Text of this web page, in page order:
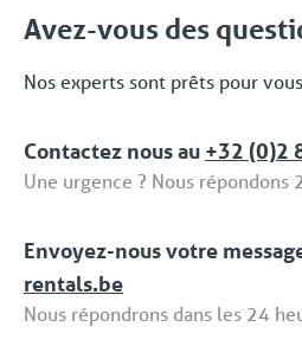
pouvez faire appel à
Avec notre propre service
nous vous proposons une
ensemble complet de
compris / Full Service'.
Avez-vous des
Nos experts sont prêts pour
Contactez nous au +32 (0)2
Une urgence ? Nous répondons
Envoyez-nous votre
rentals.be
Nous répondrons dans les 24